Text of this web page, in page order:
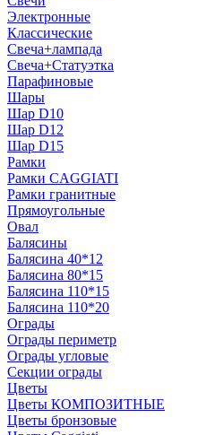
Электронные
Классические
Свеча+лампада
Свеча+Статуэтка
Парафиновые
Шары
Шар D10
Шар D12
Шар D15
Рамки
Рамки CAGGIATI
Рамки гранитные
Прямоугольные
Овал
Балясины
Балясина 40*12
Балясина 80*15
Балясина 110*15
Балясина 110*20
Ограды
Ограды периметр
Ограды угловые
Секции ограды
Цветы
Цветы КОМПОЗИТНЫЕ
Цветы бронзовые